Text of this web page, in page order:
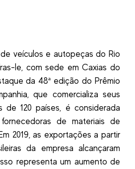
veículos e autopeças do Rio
le, com sede em Caxias do
da 48ª edição do Prêmio
que comercializa seus
de 120 países, é considerada
de materiais de
2019, as exportações a partir
da empresa alcançaram
representa um aumento de